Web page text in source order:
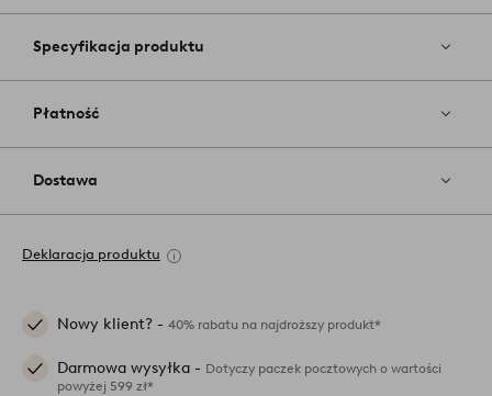
Specyfikacja produktu
Płatność
Dostawa
Deklaracja produktu
Nowy klient? - 40% rabatu na najdroższy produkt*
Darmowa wysyłka - Dotyczy paczek pocztowych o wartości
powyżej 599 zł*